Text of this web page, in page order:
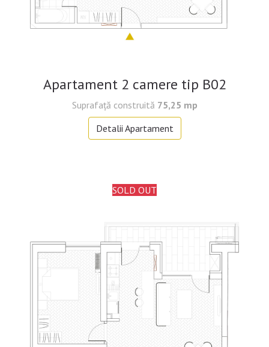
Apartament 2 camere tip B02
Suprafaţă construită 75,25 mp
Detalii Apartament
SOLD OUT